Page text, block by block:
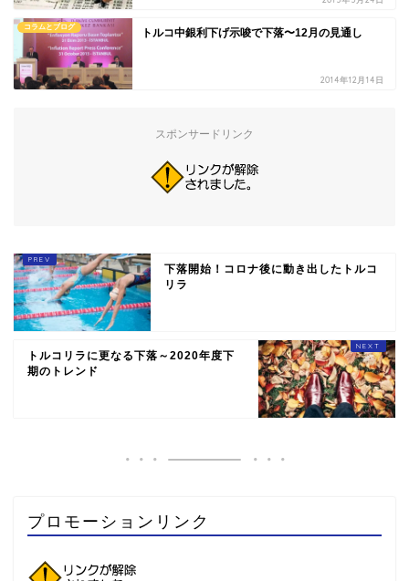
コラムとブログ トルコ中銀利下げ示唆で下落〜12月の見通し
2014年12月14日
スポンサードリンク
下落開始！コロナ後に動き出したトルコ
リラ
トルコリラに更なる下落～2020年度下
期のトレンド
プロモーションリンク